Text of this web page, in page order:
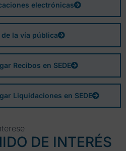
electrónicas
la vía pública
Recibos en SEDE
Liquidaciones en SEDE
DE INTERÉS